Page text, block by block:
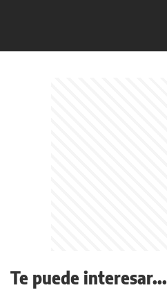
Te puede interesar...